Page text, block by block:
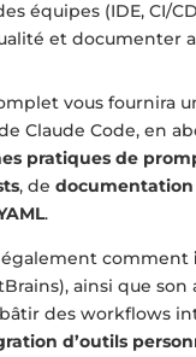
équipes (IDE, CI/
et documenter
vous fournira
Claude Code, en
pratiques de
, dedocumentation
.
également comment
ainsi que
des workflows
d’outils